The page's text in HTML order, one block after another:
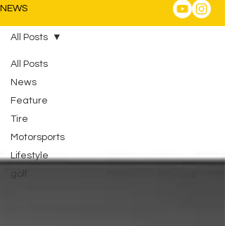
NEWS
All Posts
News
Feature
Tire
Motorsports
Lifestyle
golf
All Posts